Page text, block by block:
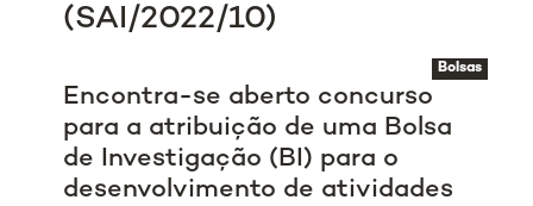
(SAI/2022/10)
Bolsas
Encontra-se aberto concurso
para a atribuição de uma Bolsa
de Investigação (BI) para o
desenvolvimento de atividades